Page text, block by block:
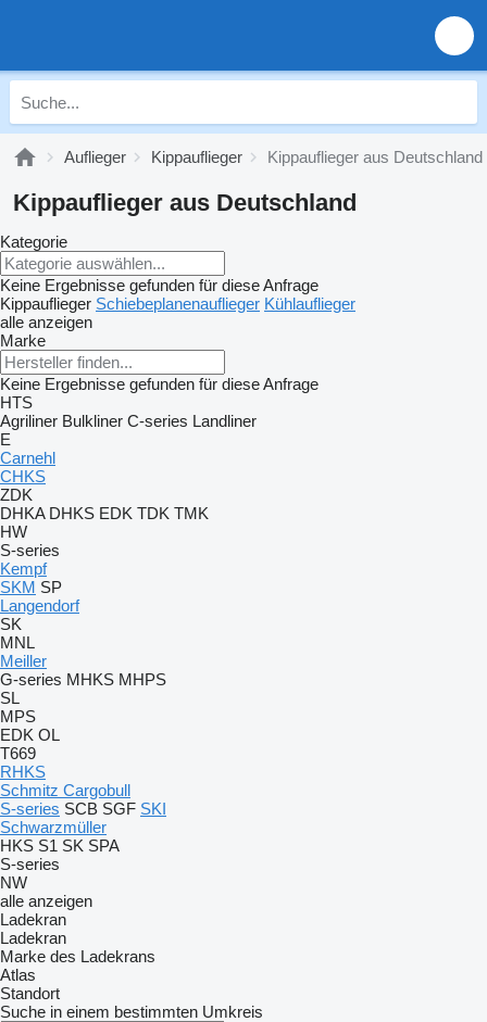
Auflieger Kippauflieger Kippauflieger aus Deutschland
Kippauflieger aus Deutschland
Kategorie
Keine Ergebnisse gefunden für diese Anfrage
Kippauflieger Schiebeplanenauflieger Kühlauflieger
alle anzeigen
Marke
Keine Ergebnisse gefunden für diese Anfrage
HTS
Agriliner Bulkliner C-series Landliner
E
Carnehl
CHKS
ZDK
DHKA DHKS EDK TDK TMK
HW
S-series
Kempf
SKM SP
Langendorf
SK
MNL
Meiller
G-series MHKS MHPS
SL
MPS
EDK OL
T669
RHKS
Schmitz Cargobull
S-series SCB SGF SKI
Schwarzmüller
HKS S1 SK SPA
S-series
NW
alle anzeigen
Ladekran
Ladekran
Marke des Ladekrans
Atlas
Standort
Suche in einem bestimmten Umkreis